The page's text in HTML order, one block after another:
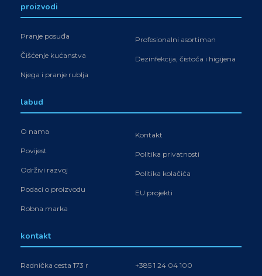
proizvodi
Pranje posuđa
Čišćenje kućanstva
Njega i pranje rublja
Profesionalni asortiman
Dezinfekcija, čistoća i higijena
labud
O nama
Povijest
Održivi razvoj
Podaci o proizvodu
Robna marka
Kontakt
Politika privatnosti
Politika kolačića
EU projekti
kontakt
Radnička cesta 173 r +385 1 24 04 100